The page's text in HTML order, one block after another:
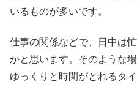
いるものが多いです。
仕事の関係などで、日中は
かと思います。そのような
ゆっくりと時間がとれるタ